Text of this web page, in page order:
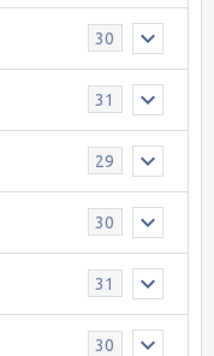
30
31
29
30
31
30